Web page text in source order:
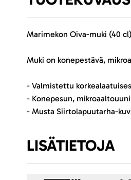
Marimekon Oiva-muki (40
Muki on konepestävä,
- Valmistettu
- Konepesun,
- Musta Siirtolapuutarha-
LISÄTIETOJA